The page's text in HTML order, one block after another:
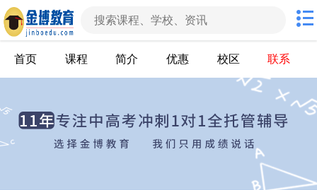
首页 课程 简介 优惠 校区 联系